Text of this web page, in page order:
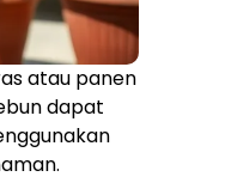
atau panen
dapat